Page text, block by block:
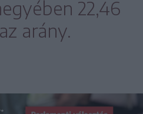
22,46
arány.